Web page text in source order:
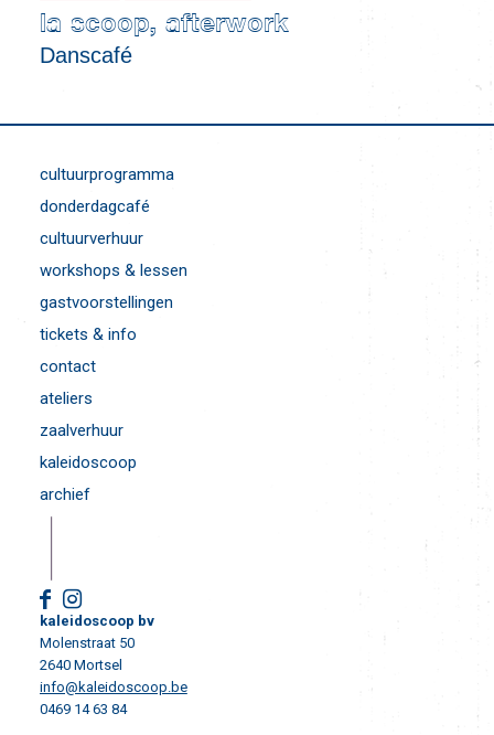
la scoop, afterwork
Danscafé
cultuurprogramma
donderdagcafé
cultuurverhuur
workshops & lessen
gastvoorstellingen
tickets & info
contact
ateliers
zaalverhuur
kaleidoscoop
archief
kaleidoscoop bv
Molenstraat 50
2640 Mortsel
info@kaleidoscoop.be
0469 14 63 84